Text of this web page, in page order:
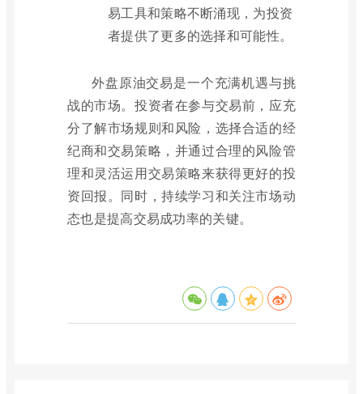
易工具和策略不断涌现，为投资
者提供了更多的选择和可能性。
外盘原油交易是一个充满机遇与挑
战的市场。投资者在参与交易前，应充
分了解市场规则和风险，选择合适的经
纪商和交易策略，并通过合理的风险管
理和灵活运用交易策略来获得更好的投
资回报。同时，持续学习和关注市场动
态也是提高交易成功率的关键。